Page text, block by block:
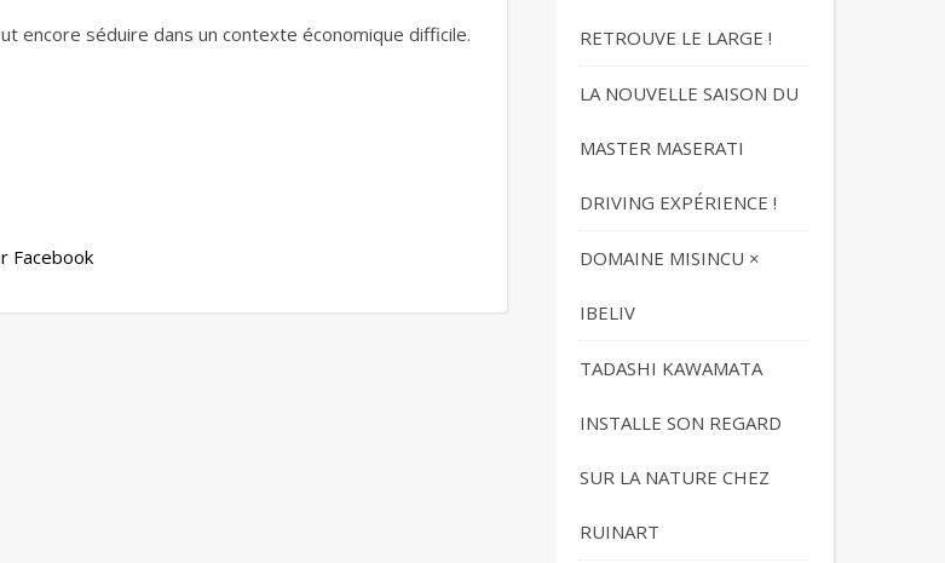
encore séduire dans un contexte économique difficile.
Facebook
RETROUVE LE LARGE !
LA NOUVELLE SAISON DU
MASTER MASERATI
DRIVING EXPÉRIENCE !
DOMAINE MISINCU ×
IBELIV
TADASHI KAWAMATA
INSTALLE SON REGARD
SUR LA NATURE CHEZ
RUINART